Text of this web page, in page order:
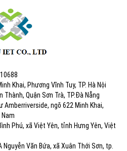
Khai, Phương Vĩnh Tuy, TP. Hà Nội
Thành, Quận Sơn Trà, TP.Đà Nẵng
Amberriverside, ngõ 622 Minh Khai,
Nam
Phú, xã Việt Yên, tỉnh Hưng Yên, Việt
Nguyễn Văn Bứa, xã Xuân Thới Sơn, tp.